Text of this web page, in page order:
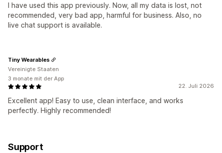
I have used this app previously. Now, all my data is lost, not
recommended, very bad app, harmful for business. Also, no
live chat support is available.
22. Juli 2026
Excellent app! Easy to use, clean interface, and works
perfectly. Highly recommended!
Tiny Wearables
Vereinigte Staaten
3 monate mit der App
Support